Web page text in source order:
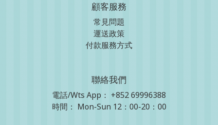
顧客服務
常見問題
運送政策
付款服務方式
聯絡我們
電話/Wts App： +852 69996388
時間： Mon-Sun 12：00-20：00